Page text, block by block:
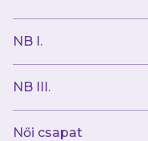
NB I.
NB III.
Női csapat